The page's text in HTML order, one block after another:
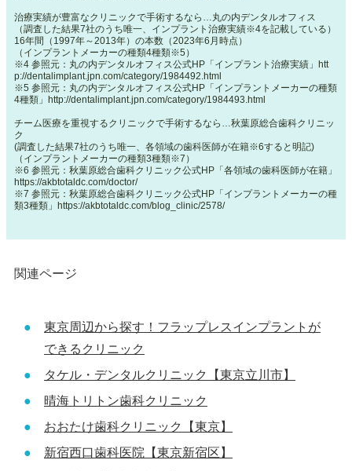
治療実績が豊富なクリニックで手術するなら…丸の内デンタルオフィス
（調査した結果7社のうち唯一、インプラント治療実績※4を記載している）
16年間（1997年～2013年）の本数（2023年6月時点）
（インプラントメーカーの種類4種類※5）
※4 参照元：丸の内デンタルオフィス公式HP「インプラント治療実績」
htt
p://dentalimplant.jpn.com/category/1984492.html
※5 参照元：丸の内デンタルオフィス公式HP「インプラントメーカーの種類
4種類」
http://dentalimplant.jpn.com/category/1984493.html
チーム医療を重視するクリニックで手術するなら…秋葉原総合歯科クリニッ
ク
(調査した結果7社のうち唯一、各領域の歯科医師が在籍※6すると明記)
（インプラントメーカーの種類3種類※7）
※6 参照元：秋葉原総合歯科クリニック公式HP「各領域の歯科医師が在籍」
https://akbtotaldc.com/doctor/
※7 参照元：秋葉原総合歯科クリニック公式HP「インプラントメーカーの種
類3種類」
https://akbtotaldc.com/blog_clinic/2578/
関連ページ
東京周辺から探す！フラップレスインプラントが
できるクリニック
タケル・デンタルクリニック【東京立川市】
晴海トリトン歯科クリニック
おおたけ歯科クリニック【東京】
新宿西口歯科医院【東京新宿区】